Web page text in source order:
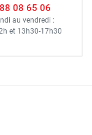
08 65 06
au vendredi :
et 13h30-17h30